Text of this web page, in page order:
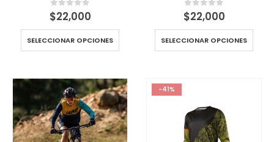
0 out of 5
$22,000
SELECCIONAR OPCIONES
0 out of 5
$22,000
SELECCIONAR OPCIONES
-41%